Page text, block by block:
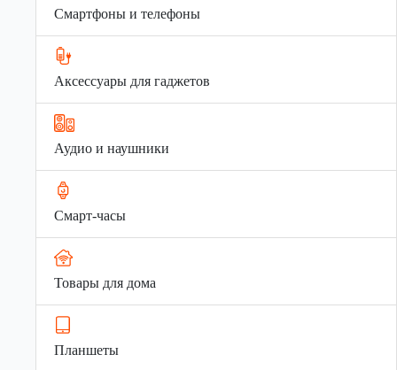
Смартфоны и телефоны
Аксессуары для гаджетов
Аудио и наушники
Смарт-часы
Товары для дома
Планшеты